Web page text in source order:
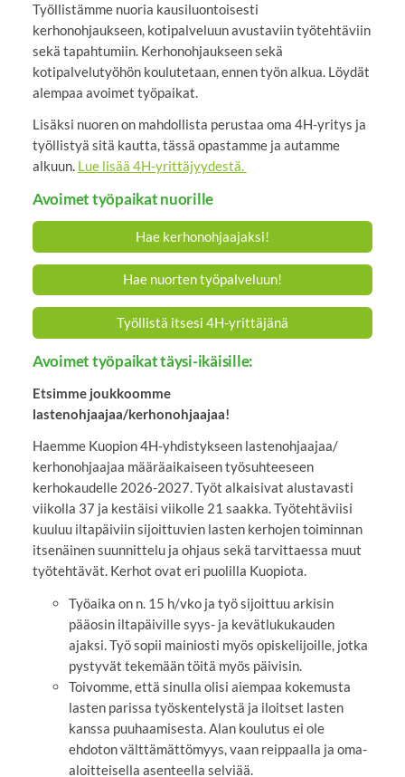
Työllistämme nuoria kausiluontoisesti
kerhonohjaukseen, kotipalveluun avustaviin työtehtäviin
sekä tapahtumiin. Kerhonohjaukseen sekä
kotipalvelutyöhön koulutetaan, ennen työn alkua. Löydät
alempaa avoimet työpaikat.
Lisäksi nuoren on mahdollista perustaa oma 4H-yritys ja
työllistyä sitä kautta, tässä opastamme ja autamme
alkuun. Lue lisää 4H-yrittäjyydestä.
Avoimet työpaikat nuorille
Hae kerhonohjaajaksi!
Hae nuorten työpalveluun!
Työllistä itsesi 4H-yrittäjänä
Avoimet työpaikat täysi-ikäisille:
Etsimme joukkoomme
lastenohjaajaa/kerhonohjaajaa!
Haemme Kuopion 4H-yhdistykseen lastenohjaajaa/
kerhonohjaajaa määräaikaiseen työsuhteeseen
kerhokaudelle 2026-2027. Työt alkaisivat alustavasti
viikolla 37 ja kestäisi viikolle 21 saakka. Työtehtäviisi
kuuluu iltapäiviin sijoittuvien lasten kerhojen toiminnan
itsenäinen suunnittelu ja ohjaus sekä tarvittaessa muut
työtehtävät. Kerhot ovat eri puolilla Kuopiota.
Työaika on n. 15 h/vko ja työ sijoittuu arkisin
pääosin iltapäiville syys- ja kevätlukukauden
ajaksi. Työ sopii mainiosti myös opiskelijoille, jotka
pystyvät tekemään töitä myös päivisin.
Toivomme, että sinulla olisi aiempaa kokemusta
lasten parissa työskentelystä ja iloitset lasten
kanssa puuhaamisesta. Alan koulutus ei ole
ehdoton välttämättömyys, vaan reippaalla ja oma-
aloitteisella asenteella selviää.